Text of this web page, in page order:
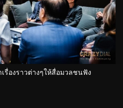
รื่องราวต่างๆให้สื่อมวลชนฟัง